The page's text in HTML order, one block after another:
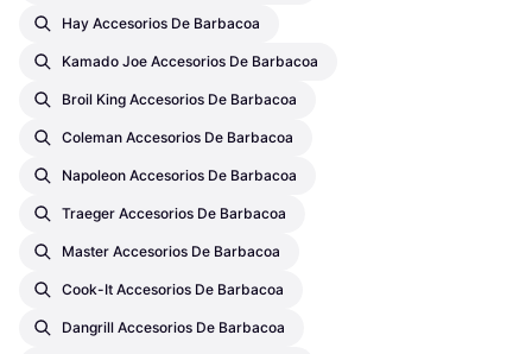
Hay Accesorios De Barbacoa
Kamado Joe Accesorios De Barbacoa
Broil King Accesorios De Barbacoa
Coleman Accesorios De Barbacoa
Napoleon Accesorios De Barbacoa
Traeger Accesorios De Barbacoa
Master Accesorios De Barbacoa
Cook-It Accesorios De Barbacoa
Dangrill Accesorios De Barbacoa